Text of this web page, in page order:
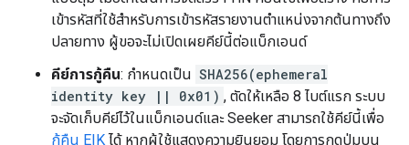
เข้ารหัสที่ใช้สำหรับการเข้ารหัสรายงานตำแหน่งจากต้นทางถึง
ปลายทาง ผู้ขอจะไม่เปิดเผยคีย์นี้ต่อแบ็กเอนด์
คีย์การกู้คืน: กำหนดเป็น SHA256(ephemeral
identity key || 0x01) , ตัดให้เหลือ 8 ไบต์แรก ระบบ
จะจัดเก็บคีย์ไว้ในแบ็กเอนด์และ Seeker สามารถใช้คีย์นี้เพื่อ
กู้คืน EIK ได้ หากผู้ใช้แสดงความยินยอม โดยการกดปุ่มบน